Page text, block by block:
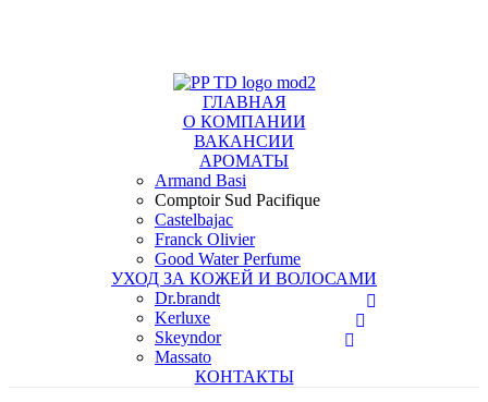
ГЛАВНАЯ
О КОМПАНИИ
ВАКАНСИИ
АРОМАТЫ
Armand Basi
Comptoir Sud Pacifique
Castelbajac
Franck Olivier
Good Water Perfume
УХОД ЗА КОЖЕЙ И ВОЛОСАМИ
Dr.brandt
Kerluxe
Skeyndor
Massato
КОНТАКТЫ